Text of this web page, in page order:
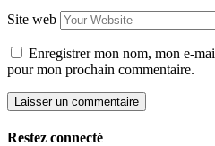
Site web
Enregistrer mon nom, mon e-
pour mon prochain commentaire.
Restez connecté